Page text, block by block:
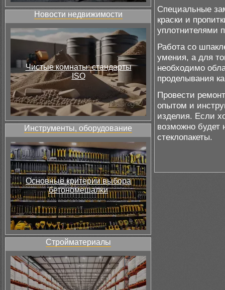
Новости недвижимости
Чистые комнаты: стандарты
ISO
Инструменты, оборудование
Основные критерии выбора
бетономешалки
Стройматериалы
Специальные
краски и
уплотнителями
Работа со
умения, а для
необходимо
проделывания
Провести
опытом и
изделия. Если
возможно будет
стеклопакеты.